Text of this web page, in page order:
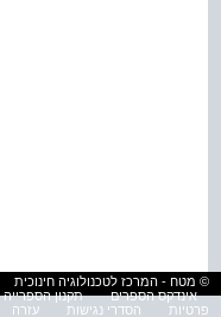
© מטח - המרכז לטכנולוגיה חינוכית
אינדקס הספרים
תקנון הספרייה
פרטיות
הסדרי נגישות עזרה